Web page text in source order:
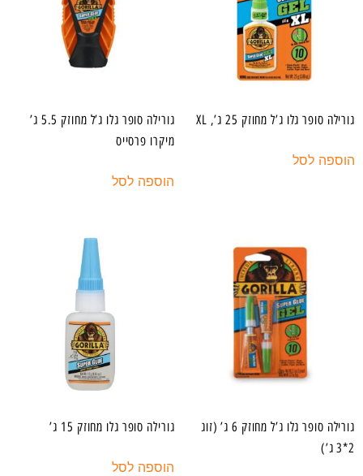
גורילה סופר גלו ג’ל מחוזק 25 ג’, XL
הוספה לסל
גורילה סופר גלו ג’ל מחוזק 5.5 ג’
מיקרו פרסייס
הוספה לסל
גורילה סופר גלו ג’ל מחוזק 6 ג’ (זוג
2*3 ג’)
גורילה סופר גלו מחוזק 15 ג’
הוספה לסל